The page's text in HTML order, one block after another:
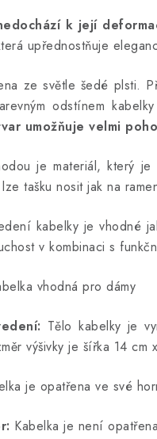
k její
upřednostňuje
ze světle šedé plsti.
odstínem
umožňuje velmi
je materiál, který
tašku nosit jak na
kabelky je vhodné
v kombinaci s
vhodná pro dámy
Tělo kabelky je
výšivky je šířka 14
je opatřena ve své
Kabelka je není